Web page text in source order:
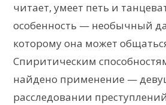
читает, умеет петь и
особенность — необычный
которому она может
Спиритическим
найдено применение —
расследовании